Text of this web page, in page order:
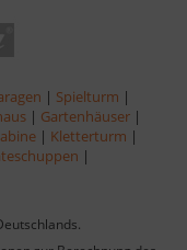
| Spielturm |
| Gartenhäuser |
| Kletterturm |
|